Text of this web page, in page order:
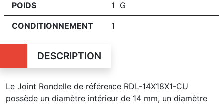
POIDS 1 G
CONDITIONNEMENT 1
DESCRIPTION
Le Joint Rondelle de référence RDL-14X18X1-CU
possède un diamètre intérieur de 14 mm, un diamètre